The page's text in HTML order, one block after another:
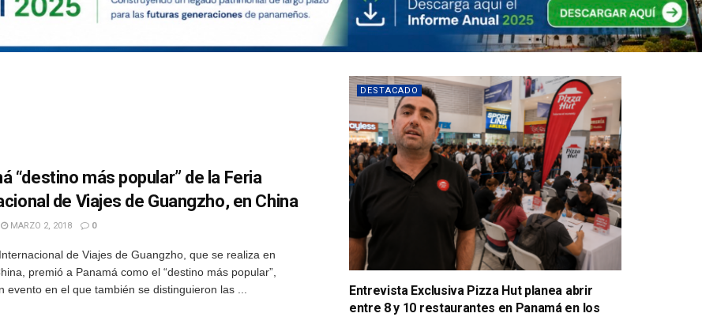
“destino más popular” de la Feria
de Viajes de Guangzho, en China
MARZO 2, 2018 0
de Viajes de Guangzho, que se realiza en
premió a Panamá como el “destino más popular”,
evento en el que también se distinguieron las ...
DESTACADO
Entrevista Exclusiva Pizza Hut planea abrir
entre 8 y 10 restaurantes en Panamá en los